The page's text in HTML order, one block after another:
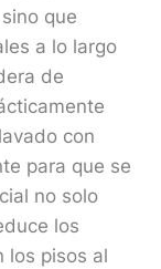
que
a lo largo
de
con
para que se
no solo
los
los pisos al